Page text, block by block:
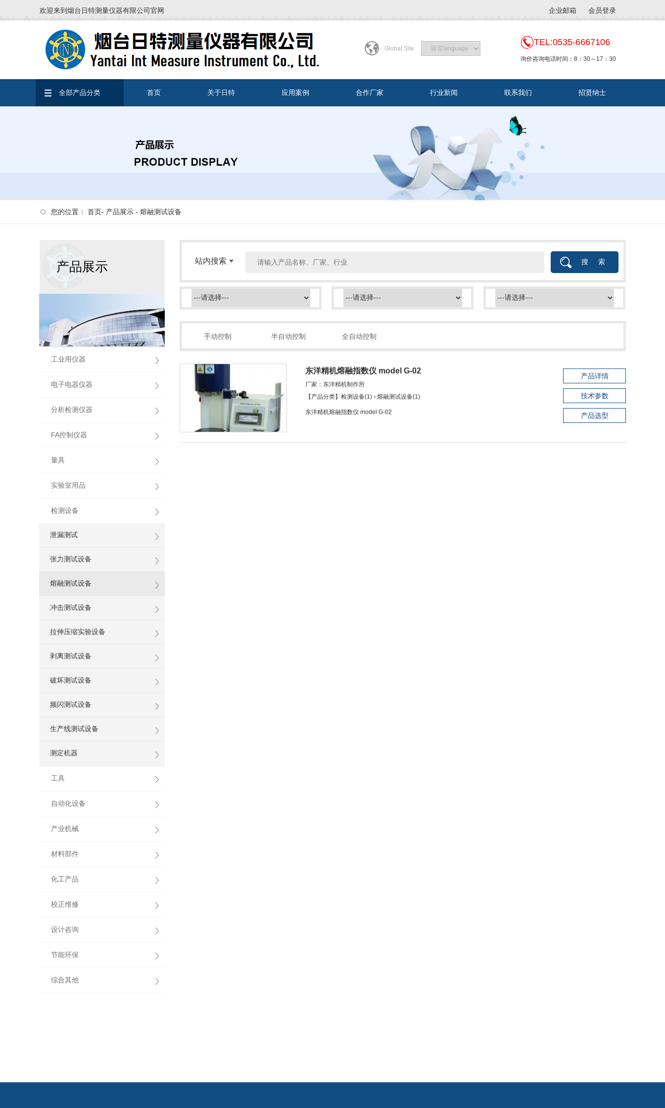
欢迎来到烟台日特测量仪器有限公司官网 企业邮箱 会员登录
Global Site
TEL:0535-6667106
询价咨询电话时间：8：30～17：30
全部产品分类 首页 关于日特 应用案例 合作厂家 行业新闻 联系我们 招贤纳士
您的位置： 首页- 产品展示 - 熔融测试设备
产品展示
工业用仪器
电子电器仪器
分析检测仪器
FA控制仪器
量具
实验室用品
检测设备
泄漏测试
张力测试设备
熔融测试设备
冲击测试设备
拉伸压缩实验设备
剥离测试设备
破坏测试设备
频闪测试设备
生产线测试设备
测定机器
工具
自动化设备
产业机械
材料部件
化工产品
校正维修
设计咨询
节能环保
综合其他
站内搜索
手动控制 半自动控制 全自动控制
东洋精机熔融指数仪 model G-02
厂家：东洋精机制作所
【产品分类】检测设备(1) › 熔融测试设备(1)
东洋精机熔融指数仪 model G-02
产品详情
技术参数
产品选型